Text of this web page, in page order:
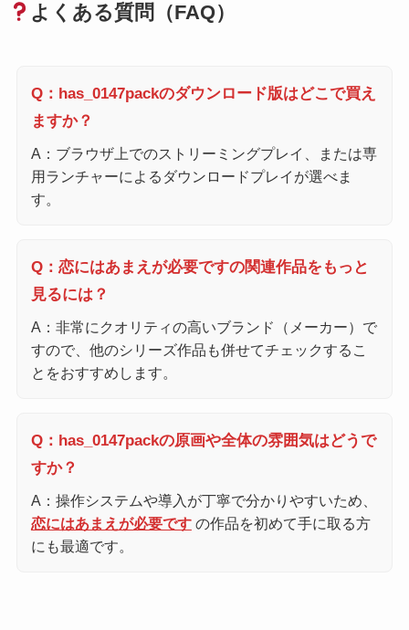
よくある質問（FAQ）
Q：has_0147packのダウンロード版はどこで買え
ますか？
A：ブラウザ上でのストリーミングプレイ、または専
用ランチャーによるダウンロードプレイが選べま
す。
Q：恋にはあまえが必要ですの関連作品をもっと
見るには？
A：非常にクオリティの高いブランド（メーカー）で
すので、他のシリーズ作品も併せてチェックするこ
とをおすすめします。
Q：has_0147packの原画や全体の雰囲気はどうで
すか？
A：操作システムや導入が丁寧で分かりやすいため、
恋にはあまえが必要ですの作品を初めて手に取る方
にも最適です。